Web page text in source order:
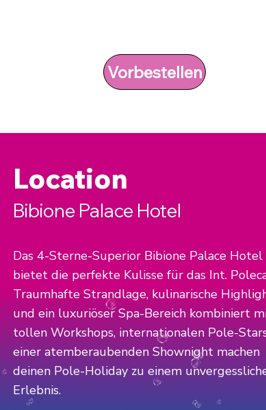
Vorbestellen
Location
Bibione Palace Hotel
Das 4-Sterne-Superior Bibione Palace Hotel
bietet die perfekte Kulisse für das Int.
Traumhafte Strandlage, kulinarische
und ein luxuriöser Spa-Bereich kombiniert
tollen Workshops, internationalen Pole-
einer atemberaubenden Shownight machen
deinen Pole-Holiday zu einem
Erlebnis.